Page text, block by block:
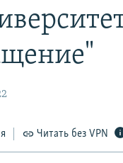
Читать без VPN